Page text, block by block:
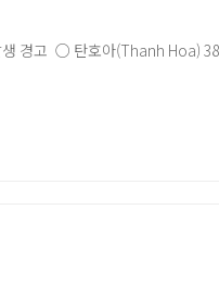
of-ebola-bundibugyo-virus-
콩고 민주 공화국 공중보건부 등
비상 운영 센터) 회의 개최 및
을 위한 질병 발생 감시 및 추가
역학적 대응에서 어려움이 있기
니다.원문은 글로피드-알 코리아
경고 ○ 탄호아(Thanh Hoa)
, 장염 등 위험한 합병증 유발 가
니다.원문은 글로피드-알 코리아